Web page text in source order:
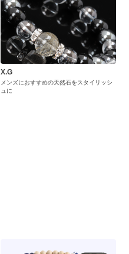
X.G
メンズにおすすめの天然石をスタイリッシ
ュに